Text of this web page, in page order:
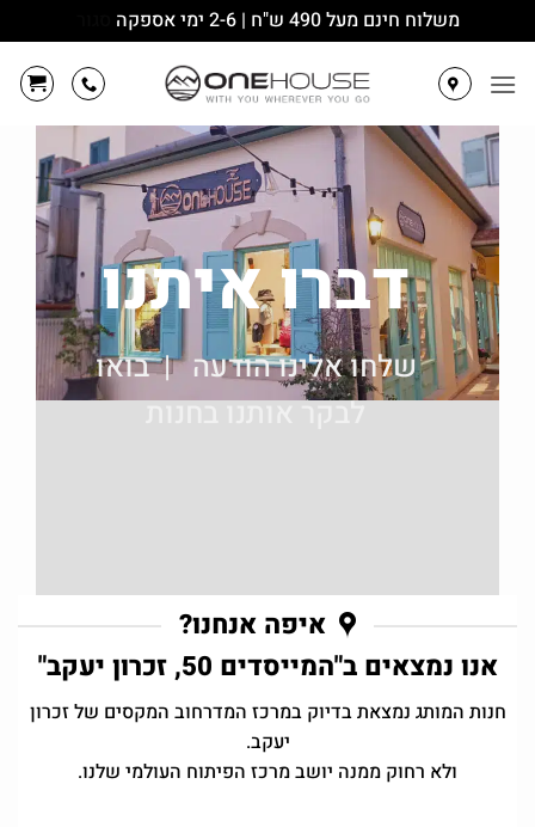
משלוח חינם מעל 490 ש"ח | 2-6 ימי אספקה
דברו איתנו
שלחו אלינו הודעה | בואו
לבקר אותנו בחנות
איפה אנחנו?
אנו נמצאים ב"המייסדים 50, זכרון יעקב"
חנות המותג נמצאת בדיוק במרכז המדרחוב המקסים של זכרון
יעקב.
ולא רחוק ממנה יושב מרכז הפיתוח העולמי שלנו.